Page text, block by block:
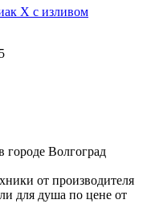
X с изливом
городе Волгоград
от производителя
для душа по цене от